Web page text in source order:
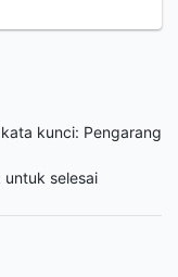
kunci: Pengarang
untuk selesai